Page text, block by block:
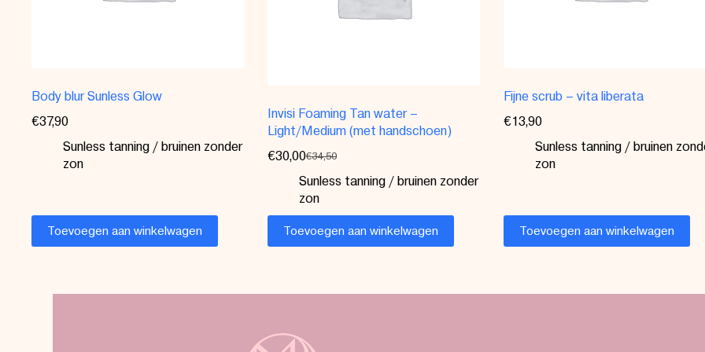
Body blur Sunless Glow
€37,90
Sunless tanning / bruinen zonder
zon
Toevoegen aan winkelwagen
Invisi Foaming Tan water –
Light/Medium (met handschoen)
€34,50
€30,00
Sunless tanning / bruinen zonder
zon
Toevoegen aan winkelwagen
Fijne scrub – vita liberata
€13,90
Sunless tanning / bruinen
zon
Toevoegen aan winkelwagen